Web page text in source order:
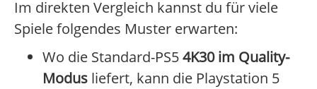
Im direkten Vergleich kannst du für viele
Spiele folgendes Muster erwarten:
Wo die Standard-PS54K30 im Quality-
Modus liefert, kann die Playstation 5